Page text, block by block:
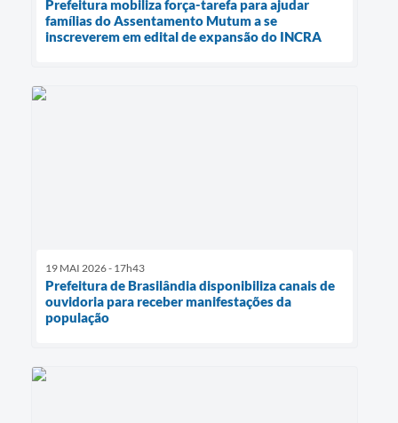
Prefeitura mobiliza força-tarefa para ajudar
famílias do Assentamento Mutum a se
inscreverem em edital de expansão do INCRA
19 MAI 2026 - 17h43
Prefeitura de Brasilândia disponibiliza canais de
ouvidoria para receber manifestações da
população